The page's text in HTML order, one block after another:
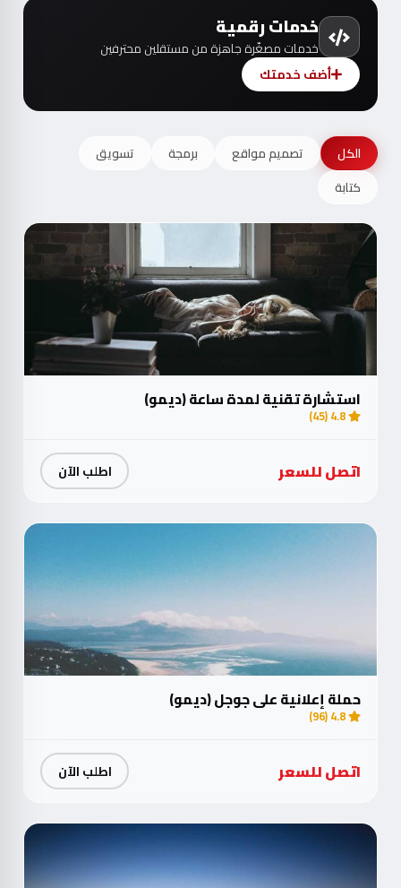
خدمات رقمية
خدمات مصغّرة جاهزة من مستقلين محترفين
أضف خدمتك
الكل تصميم مواقع برمجة
تسويق
كتابة
استشارة تقنية لمدة ساعة (ديمو)
4.8 (45)
اتصل للسعر اطلب الآن
حملة إعلانية على جوجل (ديمو)
4.8 (96)
اتصل للسعر اطلب الآن